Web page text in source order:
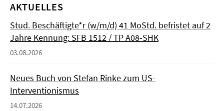
AKTUELLES
Stud. Beschäftigte*r (w/m/d) 41 MoStd. befristet auf 2
Jahre Kennung: SFB 1512 / TP A08-SHK
03.08.2026
Neues Buch von Stefan Rinke zum US-
Interventionismus
14.07.2026